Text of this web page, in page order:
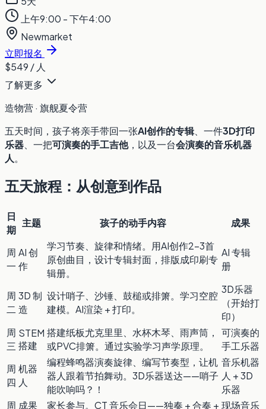
上午9:00 - 下午4:00
Newmarket
立即报名
$549 / 人
了解更多
造物营 · 旗舰夏令营
五天时间，孩子将亲手带回一张AI创作的专辑、一件3D打印
乐器 、一把可演奏的手工吉他，以及一台会演奏的音乐机器
人。
五天旅程：从创意到作品
日
期
主题 孩子的动手内容 成果
周
一
AI 创
作
学习节奏、旋律和情绪。用AI创作2–3首
原创曲目，设计专辑封面，排版成印刷专
辑册。
AI 专辑
册
周
二
3D 制
造
设计哨子、沙锤、鼓槌或排箫。学习空腔
建模。AI渲染 + 打印。
3D乐器
（开始打
印）
周
三
STEM
搭建
搭建纸板尤克里里、水杯木琴、雨声筒，
或PVC排箫。通过实验学习声学原理。
可演奏的
手工乐器
周
四
机器
人
编程蜂鸣器演奏旋律、编写节奏型，让机
器人跟着节拍舞动。3D乐器送达——哨子
能吹响吗？！
音乐机器
人 + 3D
乐器
周 成果 家长参与。CT 音乐会日——独奏 + 合奏 + 现场音乐